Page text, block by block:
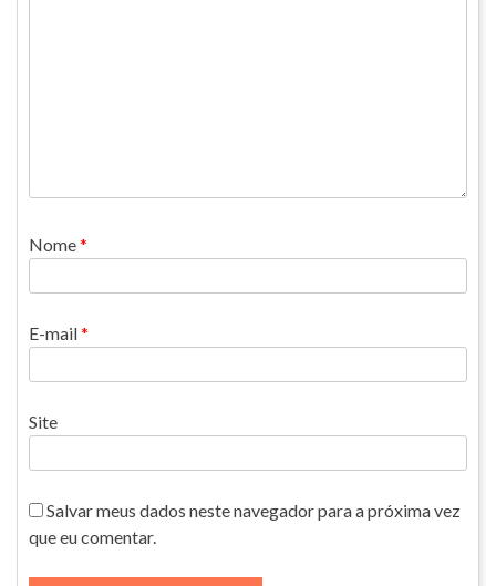
Nome*
E-mail*
Site
Salvar meus dados neste navegador para a próxima vez
que eu comentar.